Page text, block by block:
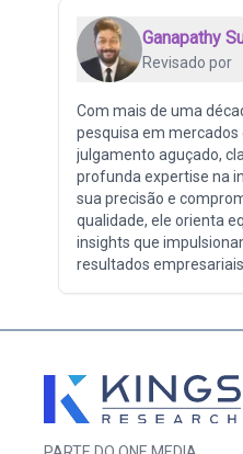
Ganapathy
Revisado por
Com mais de uma
pesquisa em mercados
julgamento aguçado,
profunda expertise na
sua precisão e
qualidade, ele orienta
insights que
resultados